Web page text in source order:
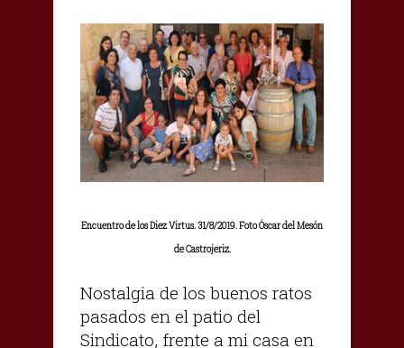
Encuentro de los Diez Virtus. 31/8/2019. Foto Óscar del Mesón
de Castrojeriz.
Nostalgia de los buenos ratos
pasados en el patio del
Sindicato, frente a mi casa en